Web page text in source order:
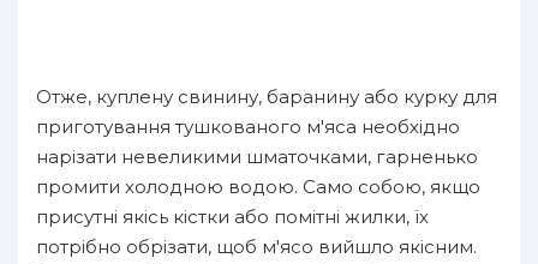
Отже, куплену свинину, баранину або курку для
приготування тушкованого м'яса необхідно
нарізати невеликими шматочками, гарненько
промити холодною водою. Само собою, якщо
присутні якісь кістки або помітні жилки, їх
потрібно обрізати, щоб м'ясо вийшло якісним.